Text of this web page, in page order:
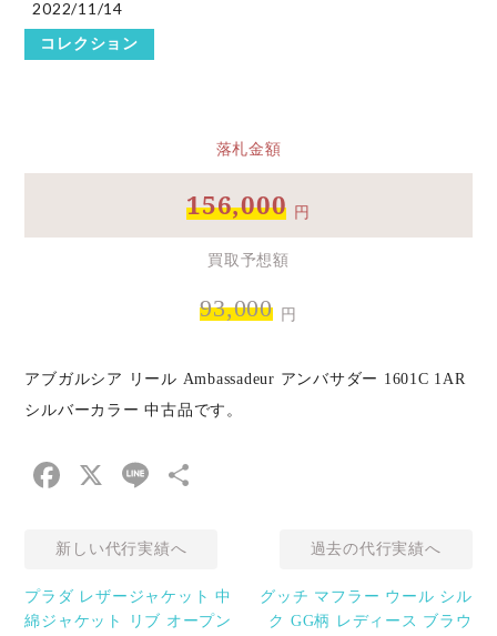
2022/11/14
コレクション
落札金額
156,000 円
買取予想額
93,000 円
アブガルシア リール Ambassadeur アンバサダー 1601C 1AR
シルバーカラー 中古品です。
Facebook
X Line
新しい代行実績へ
プラダ レザージャケット 中
綿ジャケット リブ オープン
過去の代行実績へ
グッチ マフラー ウール シル
ク GG柄 レディース ブラウ